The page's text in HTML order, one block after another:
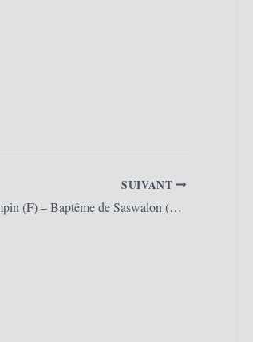
SUIVANT
Phalempin (F) – Baptême de Saswalon (26/09/2021)